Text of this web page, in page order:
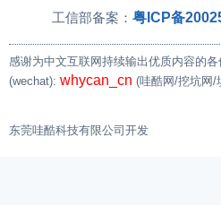
工信部备案： 粤ICP备
感谢为中文互联网持续输出优质内容的各
(wechat): whycan_cn (哇酷网/挖坑网/
东莞哇酷科技有限公司开发